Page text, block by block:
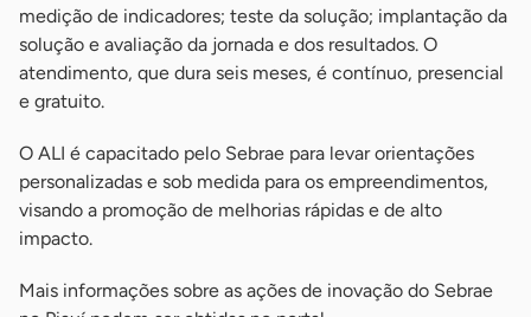
medição de indicadores; teste da solução; implantação da
solução e avaliação da jornada e dos resultados. O
atendimento, que dura seis meses, é contínuo, presencial
e gratuito.
O ALI é capacitado pelo Sebrae para levar orientações
personalizadas e sob medida para os empreendimentos,
visando a promoção de melhorias rápidas e de alto
impacto.
Mais informações sobre as ações de inovação do Sebrae